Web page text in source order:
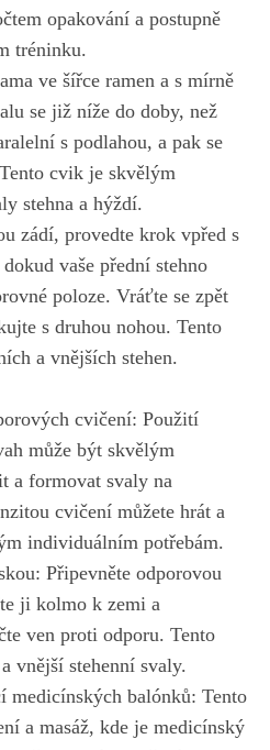
‌opakování⁣ a postupně
tréninku.
ve šířce ramen‍ a ⁤s‍ mírně
‍se již níže do doby, než
s podlahou, ‍a pak ⁢se
cvik ​je skvělým
stehna ⁢a‍ hýždí.
zádí, provedte krok vpřed‍ s
vaše přední stehno
poloze. Vráťte ⁣se zpět‍
​s druhou nohou. Tento
a vnějších stehen.
‌cvičení: Použití
může být skvělým
a formovat‍ svaly na
⁤cvičení můžete‍ hrát a
individuálním potřebám.
Připevněte ‌odporovou
ji⁤ kolmo k zemi a
ven proti⁢ odporu. Tento
vnější ​stehenní svaly.
medicínských balónků: Tento
a ⁢masáž, kde je medicínský